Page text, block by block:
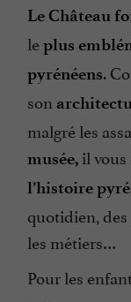
Le Château
leplus
pyrénéens.
son
malgré les
musée, il
l’histoire
quotidien,
les métiers…
Pour les